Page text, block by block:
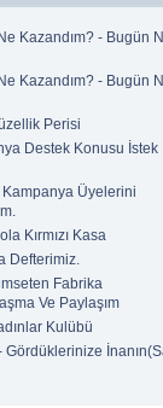
Kazandım? - Bugün
Kazandım? - Bugün
Perisi
Destek Konusu İstek
Kampanya Üyelerini
Kırmızı Kasa
Defterimiz.
Fabrika
Ve Paylaşım
Kulübü
Gördüklerinize